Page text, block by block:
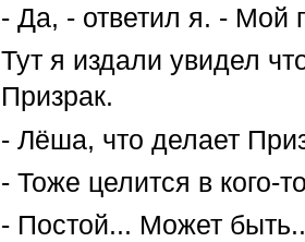
- Да, - ответил я. - Мой
Тут я издали увидел
Призрак.
- Лёша, что делает
- Тоже целится в кого-
- Постой... Может